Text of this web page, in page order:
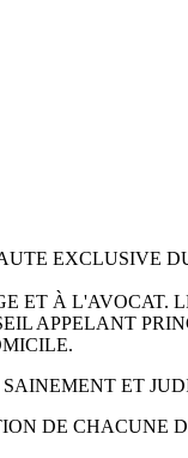
EXCLUSIVE
ET À L'AVOCAT.
APPELANT
ET
DE CHACUNE